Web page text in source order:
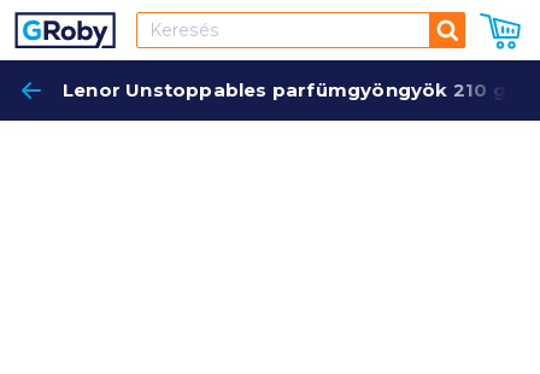
Keresés
Lenor Unstoppables parfümgyöngyök 210 g